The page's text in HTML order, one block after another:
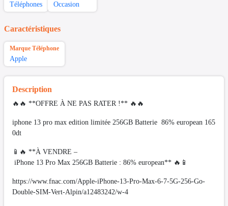
Téléphones Occasion
Caractéristiques
Marque Téléphone
Apple
Description
🔥🔥 **OFFRE À NE PAS RATER !** 🔥🔥
iphone 13 pro max edition limitée 256GB Batterie 86% european 165
0dt
📱🔥 **À VENDRE –
iPhone 13 Pro Max 256GB Batterie : 86% european** 🔥📱
https://www.fnac.com/Apple-iPhone-13-Pro-Max-6-7-5G-256-Go-
Double-SIM-Vert-Alpin/a12483242/w-4